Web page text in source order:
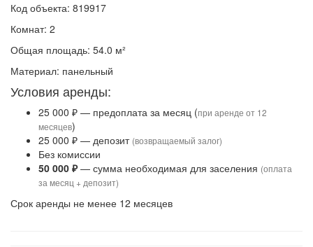
Код объекта: 819917
Комнат: 2
Общая площадь: 54.0 м²
Материал: панельный
Условия аренды:
25 000 ₽ — предоплата за месяц (при аренде от 12
месяцев)
25 000 ₽ — депозит (возвращаемый залог)
Без комиссии
50 000 ₽— сумма необходимая для заселения (оплата
за месяц + депозит)
Срок аренды не менее 12 месяцев